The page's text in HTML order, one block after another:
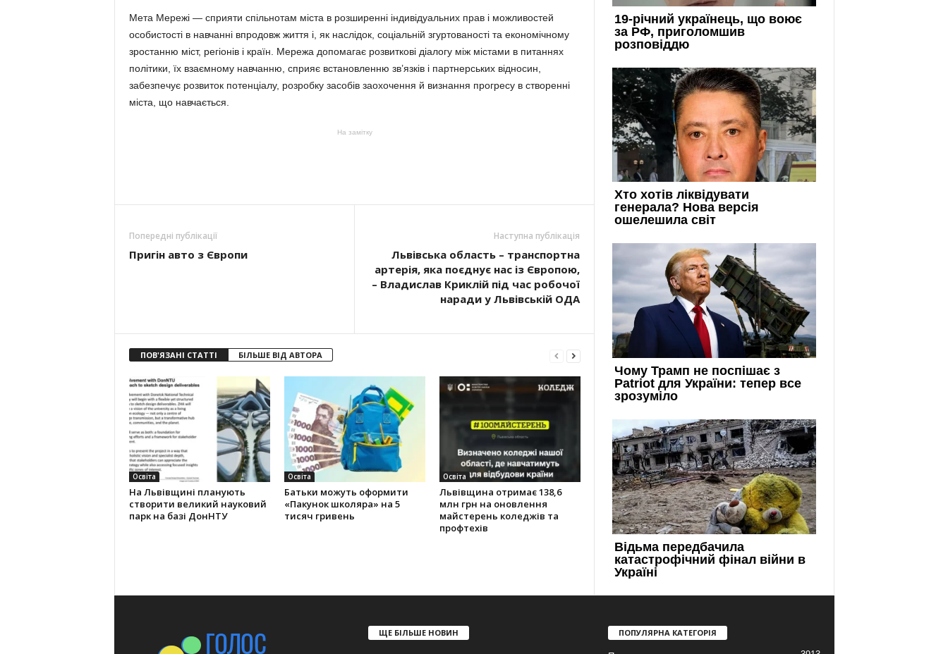
Мета Мережі — сприяти спільнотам міста в розширенні індивідуальних прав і можливостей
особистості в навчанні впродовж життя і, як наслідок, соціальній згуртованості та економічному
зростанню міст, регіонів і країн. Мережа допомагає розвиткові діалогу між містами в питаннях
політики, їх взаємному навчанню, сприяє встановленню зв’язків і партнерських відносин,
забезпечує розвиток потенціалу, розробку засобів заохочення й визнання прогресу в створенні
міста, що навчається.
На замітку
Попередні публікації
Пригін авто з Європи
Наступна публікація
Львівська область – транспортна
артерія, яка поєднує нас із Європою,
– Владислав Криклій під час робочої
наради у Львівській ОДА
ПОВ'ЯЗАНІ СТАТТІ БІЛЬШЕ ВІД АВТОРА
Освіта
На Львівщині планують
створити великий науковий
парк на базі ДонНТУ
Освіта
Батьки можуть оформити
«Пакунок школяра» на 5
тисяч гривень
Освіта
Львівщина отримає 138,6
млн грн на оновлення
майстерень коледжів та
профтехів
ЩЕ БІЛЬШЕ НОВИН ПОПУЛЯРНА КАТЕГОРІЯ